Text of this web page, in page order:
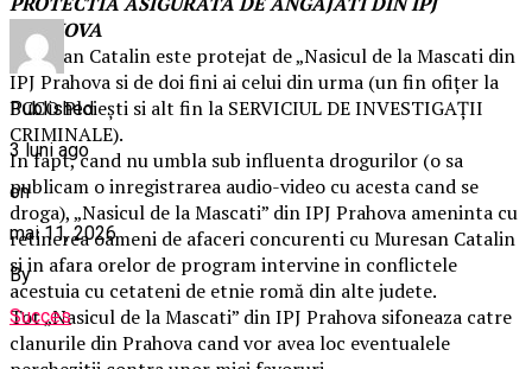
PRAHOVA
Muresan Catalin este protejat de „Nasicul de la Mascati din
IPJ Prahova si de doi fini ai celui din urma (un fin ofițer la
BCCO Ploiești si alt fin la SERVICIUL DE INVESTIGAŢII
CRIMINALE).
In fapt, cand nu umbla sub influenta drogurilor (o sa
publicam o inregistrarea audio-video cu acesta cand se
droga), „Nasicul de la Mascati” din IPJ Prahova ameninta cu
retinerea oameni de afaceri concurenti cu Muresan Catalin
si in afara orelor de program intervine in conflictele
acestuia cu cetateni de etnie romă din alte judete.
Tot „Nasicul de la Mascati” din IPJ Prahova sifoneaza catre
clanurile din Prahova cand vor avea loc eventualele
Published
3 luni ago
on
mai 11, 2026
By
Succes